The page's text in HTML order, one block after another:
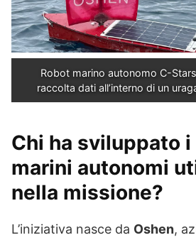
Robot marino autonomo C-
raccolta dati all’interno di un
Chi ha sviluppato
marini autonomi
nella missione?
L’iniziativa nasce da Oshen,